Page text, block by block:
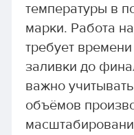
температуры в
марки. Работа
требует
заливки до
важно
объёмов